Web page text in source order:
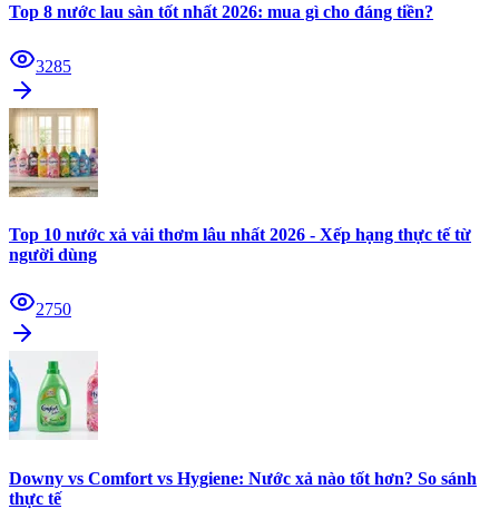
Top 8 nước lau sàn tốt nhất 2026: mua gì cho đáng tiền?
3285
Top 10 nước xả vải thơm lâu nhất 2026 - Xếp hạng thực tế từ
người dùng
2750
Downy vs Comfort vs Hygiene: Nước xả nào tốt hơn? So sánh
thực tế